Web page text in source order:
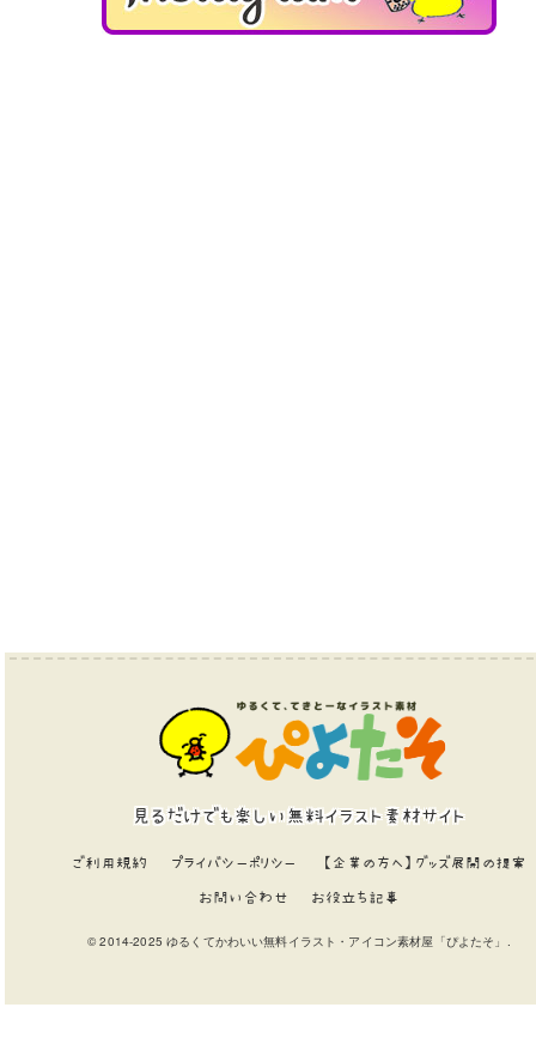
見るだけでも楽しい無料イラスト素材サイト
ご利用規約 プライバシーポリシー 【企業の方へ】グッズ展開の提案
お問い合わせ お役立ち記事
© 2014-2025 ゆるくてかわいい無料イラスト・アイコン素材屋「ぴよたそ」.